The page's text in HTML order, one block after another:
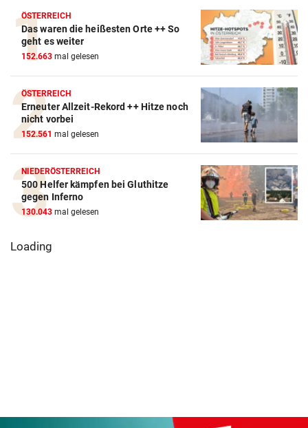
ÖSTERREICH
Das waren die heißesten Orte ++ So
geht es weiter
152.663 mal gelesen
ÖSTERREICH
Erneuter Allzeit-Rekord ++ Hitze noch
nicht vorbei
152.561 mal gelesen
NIEDERÖSTERREICH
500 Helfer kämpfen bei Gluthitze
gegen Inferno
130.043 mal gelesen
Loading